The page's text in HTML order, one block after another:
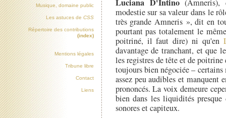
Luciana D'Intino(Amneris),
modestie sur sa valeur dans le
très grande Amneris », dit en
pourtant pas totalement le
poitriné, il faut dire) ni qu'en
davantage de tranchant, et que
les registres de tête et de
toujours bien négociée –
assez peu audibles et manquent
prononcés. La voix demeure
bien dans les liquidités
sonores et capiteux.
Musique, domaine public
Les astuces de CSS
Répertoire des contributions
(index)
Mentions légales
Tribune libre
Contact
Liens